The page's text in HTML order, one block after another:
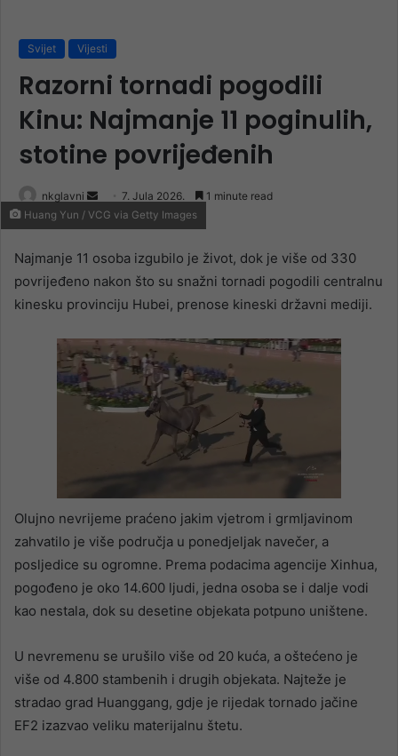
Svijet Vijesti
Razorni tornadi pogodili
Kinu: Najmanje 11 poginulih,
stotine povrijeđenih
nkglavni
Send
an
7. Jula 2026. 1 minute read
Huang Yun / VCG via Getty Images
Najmanje 11 osoba izgubilo je život, dok je više od 330
povrijeđeno nakon što su snažni tornadi pogodili centralnu
kinesku provinciju Hubei, prenose kineski državni mediji.
Olujno nevrijeme praćeno jakim vjetrom i grmljavinom
zahvatilo je više područja u ponedjeljak navečer, a
posljedice su ogromne. Prema podacima agencije Xinhua,
pogođeno je oko 14.600 ljudi, jedna osoba se i dalje vodi
kao nestala, dok su desetine objekata potpuno uništene.
U nevremenu se urušilo više od 20 kuća, a oštećeno je
više od 4.800 stambenih i drugih objekata. Najteže je
stradao grad Huanggang, gdje je rijedak tornado jačine
EF2 izazvao veliku materijalnu štetu.